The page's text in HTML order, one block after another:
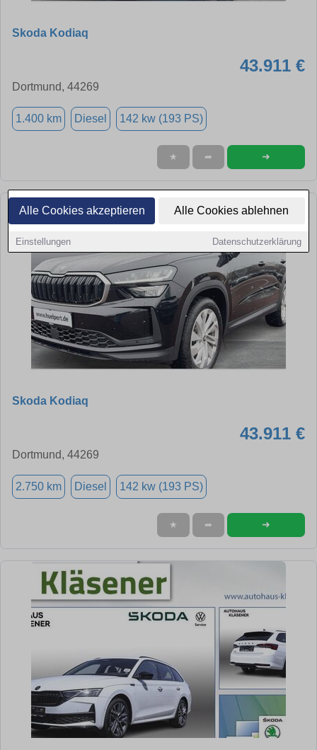
Alle Cookies akzeptieren Alle Cookies ablehnen
Einstellungen Datenschutzerklärung
Skoda Kodiaq
43.911 €
Dortmund, 44269
1.400 km Diesel 142 kw (193 PS)
★ ➦ ➜
Skoda Kodiaq
43.911 €
Dortmund, 44269
2.750 km Diesel 142 kw (193 PS)
★ ➦ ➜